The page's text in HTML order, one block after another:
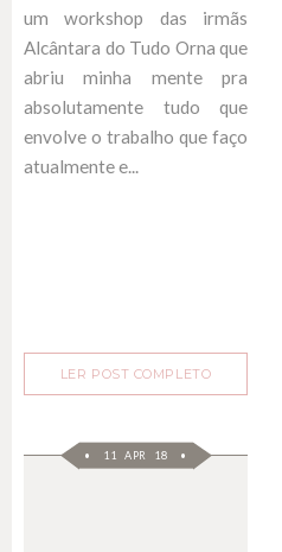
um workshop das irmãs
Alcântara do Tudo Orna que
abriu minha mente pra
absolutamente tudo que
envolve o trabalho que faço
atualmente e...
LER POST COMPLETO
11 APR 18